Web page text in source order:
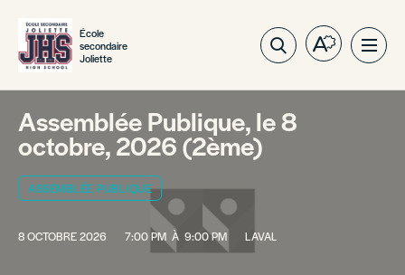
École
secondaire
Joliette
Ouvrez
barre
Assemblée Publique, le 8
octobre, 2026 (2ème)
ASSEMBLÉE PUBLIQUE
8 OCTOBRE 2026 7:00 PM À 9:00 PM LAVAL